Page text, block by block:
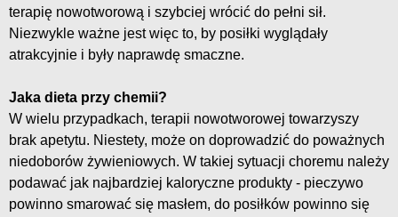
terapię nowotworową i szybciej wrócić do pełni sił.
Niezwykle ważne jest więc to, by posiłki wyglądały
atrakcyjnie i były naprawdę smaczne.
Jaka dieta przy chemii?
W wielu przypadkach, terapii nowotworowej towarzyszy
brak apetytu. Niestety, może on doprowadzić do poważnych
niedoborów żywieniowych. W takiej sytuacji choremu należy
podawać jak najbardziej kaloryczne produkty - pieczywo
powinno smarować się masłem, do posiłków powinno się